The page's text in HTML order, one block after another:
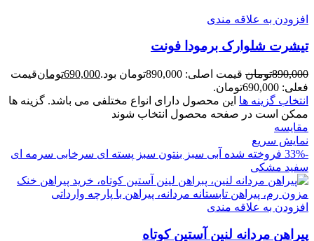
افزودن به علاقه مندی
تیشرت شلوارک برمودا فونت
890,000تومان قیمت اصلی: 890,000تومان بود. 690,000تومانقیمت
فعلی: 690,000تومان.
انتخاب گزینه ها این محصول دارای انواع مختلفی می باشد. گزینه ها
ممکن است در صفحه محصول انتخاب شوند
مقايسه
نمایش سریع
-33%
فروخته شده آبی سبز بنتون سبز پسته ای سرخابی سرمه ای
سفید مشکی
افزودن به علاقه مندی
پیراهن مردانه لنین آستین کوتاه